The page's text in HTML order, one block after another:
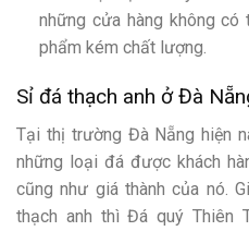
những cửa hàng không
phẩm kém chất lượng.
Sỉ đá thạch anh ở Đà
Tại thị trường Đà Nẵng hiện
những loại đá được khách
cũng như giá thành của nó.
thạch anh thì Đá quý Thiên